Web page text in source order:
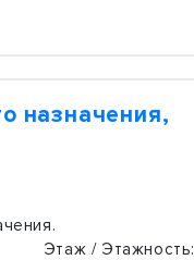
назначения,
Этаж / Этажность: